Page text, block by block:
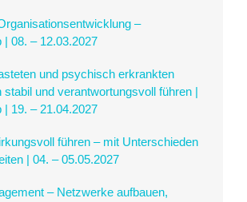
–
| 08. – 12.03.2027
und psychisch erkrankten
stabil und verantwortungsvoll führen |
| 19. – 21.04.2027
führen – mit Unterschieden
| 04. – 05.05.2027
– Netzwerke aufbauen,